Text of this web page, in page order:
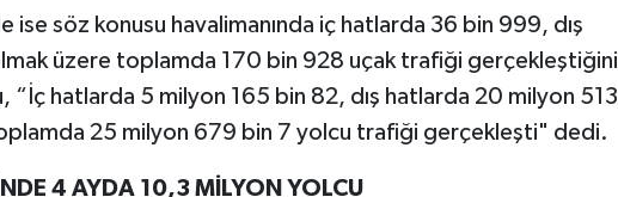
ise söz konusu havalimanında iç hatlarda 36 bin 999, dış
üzere toplamda 170 bin 928 uçak trafiği gerçekleştiğini
“İç hatlarda 5 milyon 165 bin 82, dış hatlarda 20 milyon 513
25 milyon 679 bin 7 yolcu trafiği gerçekleşti" dedi.
4 AYDA 10,3 MİLYON YOLCU